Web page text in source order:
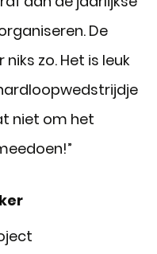
De
niks zo. Het is leuk
niet om het